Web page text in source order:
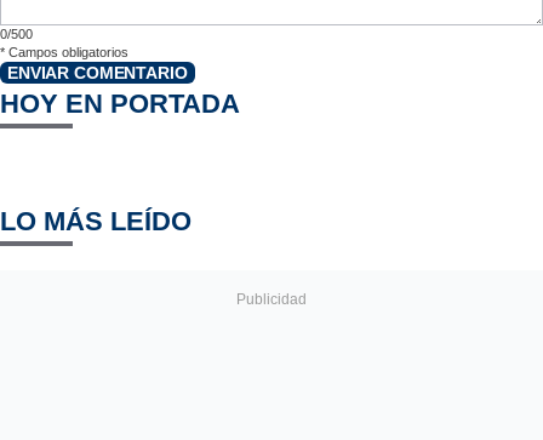
0/500
* Campos obligatorios
ENVIAR COMENTARIO
HOY EN PORTADA
LO MÁS LEÍDO